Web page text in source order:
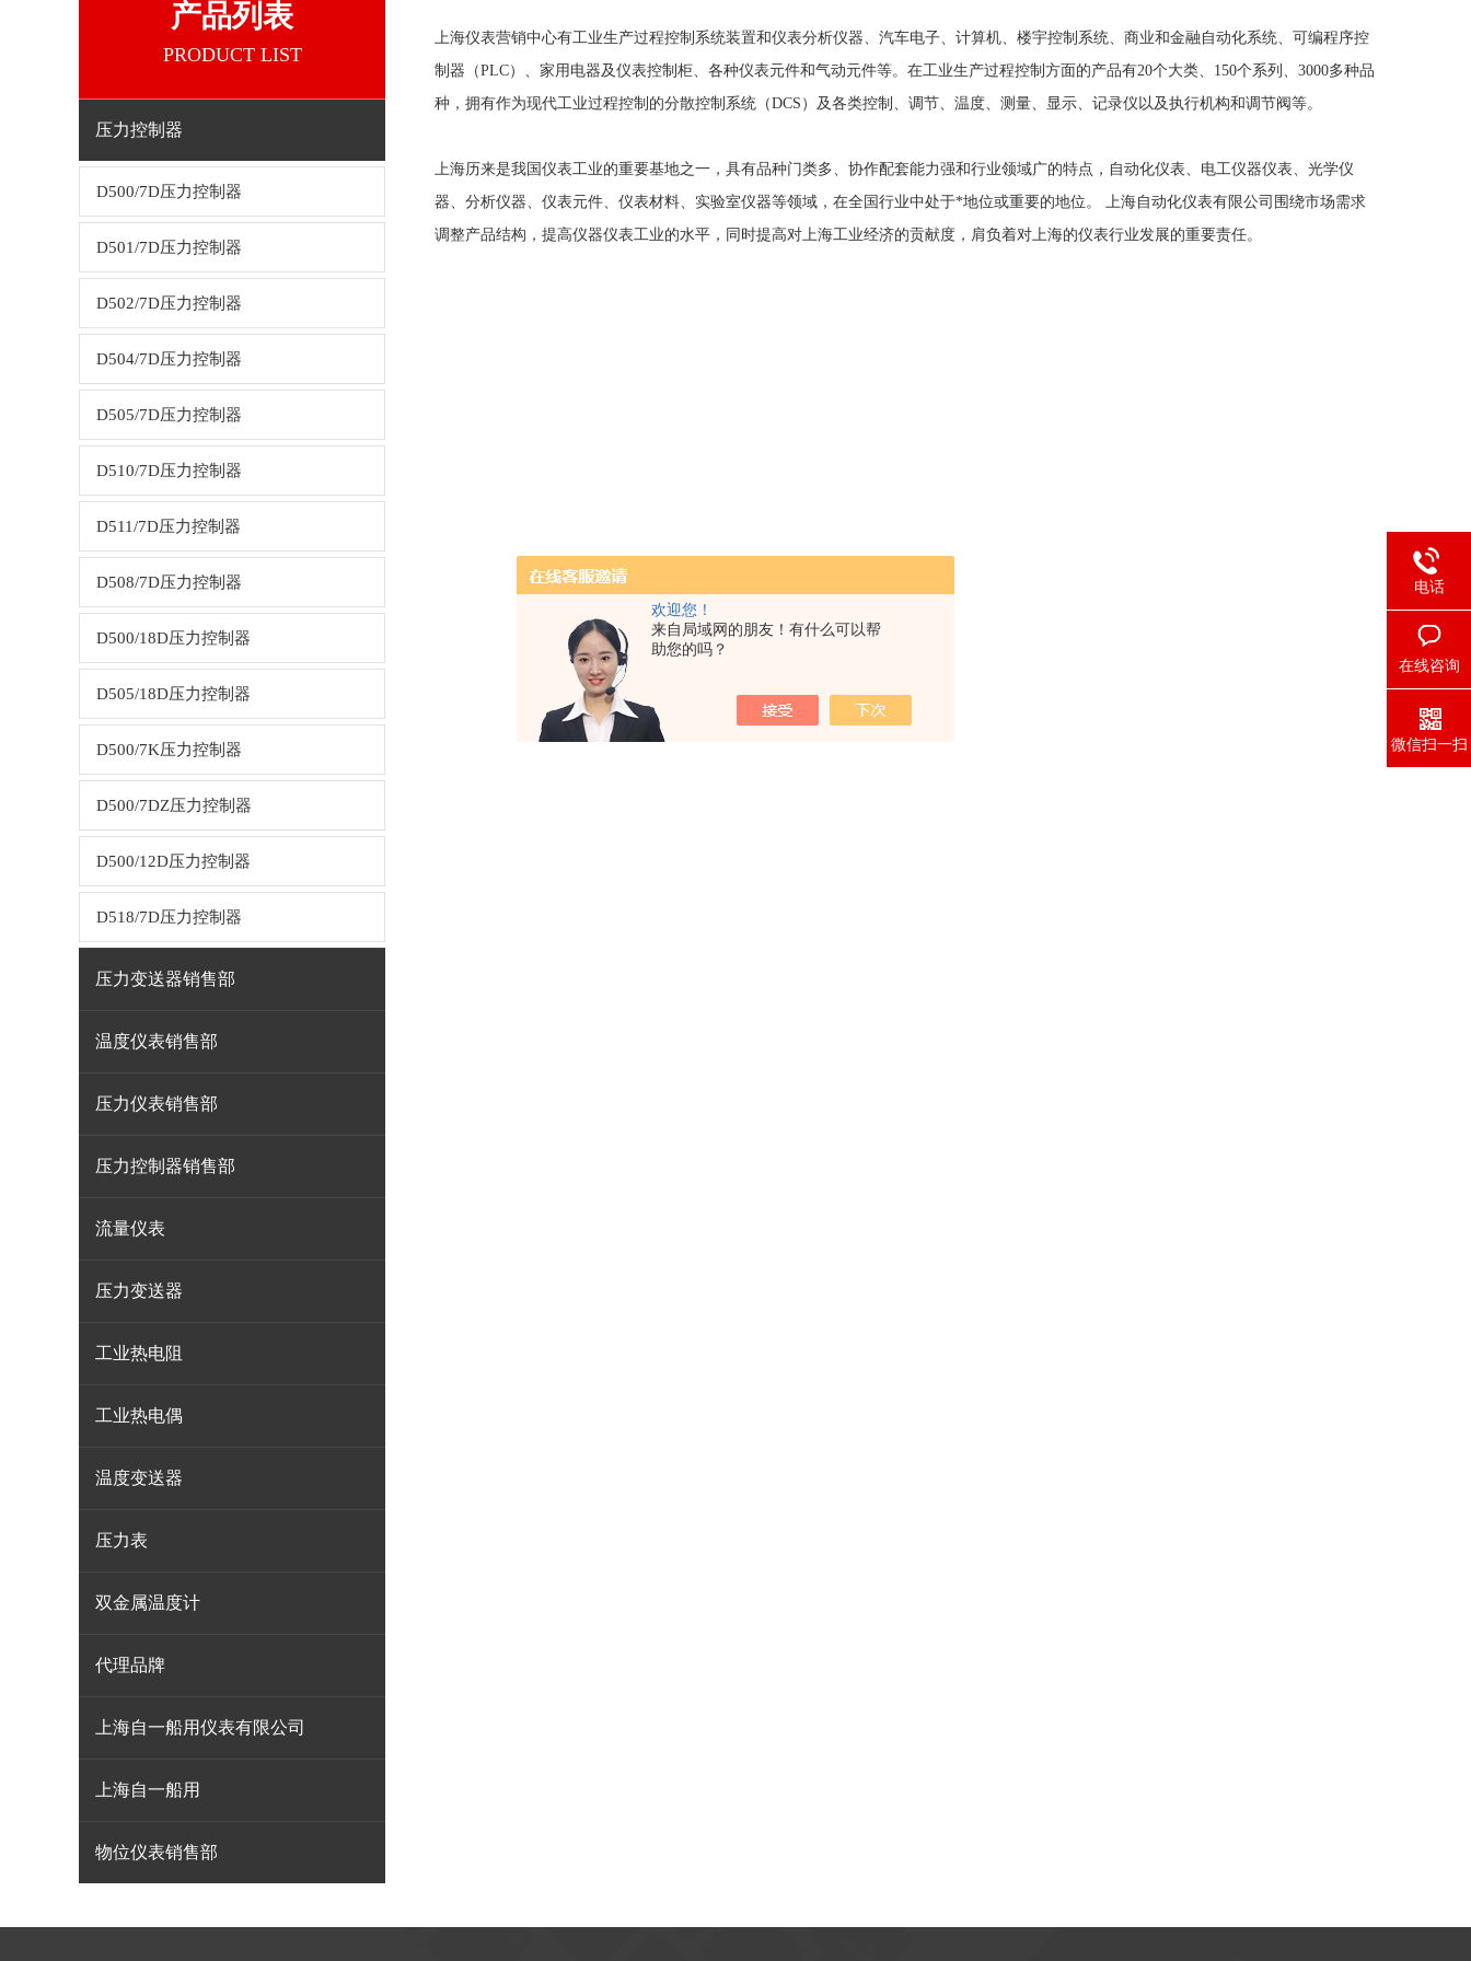
欢迎您！
来自局域网的朋友！有什么可以帮
助您的吗？
产品列表
PRODUCT LIST
压力控制器
D500/7D压力控制器
D501/7D压力控制器
D502/7D压力控制器
D504/7D压力控制器
D505/7D压力控制器
D510/7D压力控制器
D511/7D压力控制器
D508/7D压力控制器
D500/18D压力控制器
D505/18D压力控制器
D500/7K压力控制器
D500/7DZ压力控制器
D500/12D压力控制器
D518/7D压力控制器
压力变送器销售部
温度仪表销售部
压力仪表销售部
压力控制器销售部
流量仪表
压力变送器
工业热电阻
工业热电偶
温度变送器
压力表
双金属温度计
代理品牌
上海自一船用仪表有限公司
上海自一船用
物位仪表销售部
上海仪表营销中心有工业生产过程控制系统装置和仪表分析仪器、汽车电子、计算机、楼宇控制系统、商业和金融自动化系统、可编程序控
制器（PLC）、家用电器及仪表控制柜、各种仪表元件和气动元件等。在工业生产过程控制方面的产品有20个大类、150个系列、3000多种品
种，拥有作为现代工业过程控制的分散控制系统（DCS）及各类控制、调节、温度、测量、显示、记录仪以及执行机构和调节阀等。
上海历来是我国仪表工业的重要基地之一，具有品种门类多、协作配套能力强和行业领域广的特点，自动化仪表、电工仪器仪表、光学仪
器、分析仪器、仪表元件、仪表材料、实验室仪器等领域，在全国行业中处于*地位或重要的地位。 上海自动化仪表有限公司围绕市场需求
调整产品结构，提高仪器仪表工业的水平，同时提高对上海工业经济的贡献度，肩负着对上海的仪表行业发展的重要责任。
电话
在线咨询
微信扫一扫